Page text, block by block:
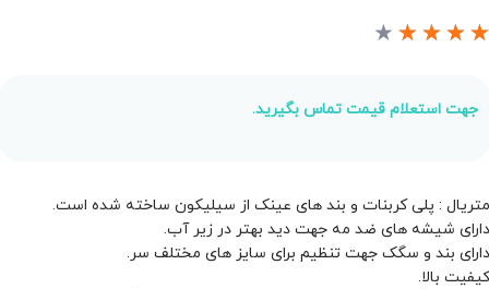
★
★
★
★
جهت استعلام قیمت تماس بگیرید.
: پلی کربنات و بند های عینک از سیلیکون ساخته شده است.
شیشه های ضد مه جهت دید بهتر در زیر آب.
بند و سگک جهت تنظیم برای سایز های مختلف سر.
بالا.